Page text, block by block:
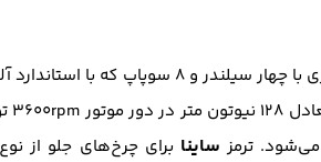
ساینا برای چرخ‌های جلو از